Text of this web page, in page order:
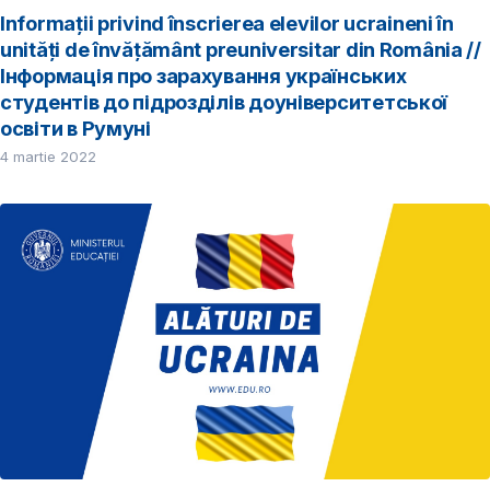
Informații privind înscrierea elevilor ucraineni în
unități de învățământ preuniversitar din România //
Інформація про зарахування українських
студентів до підрозділів доуніверситетської
освіти в Румуні
4 martie 2022